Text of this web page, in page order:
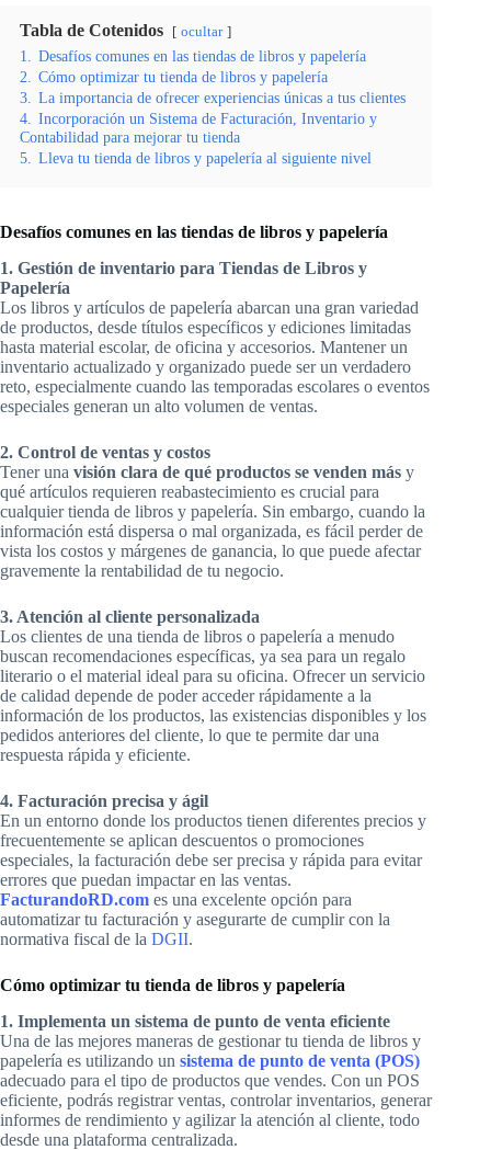
Tabla de Cotenidos ocultar
1.
Desafíos comunes en las tiendas de libros y papelería
2.
Cómo optimizar tu tienda de libros y papelería
3.
La importancia de ofrecer experiencias únicas a tus clientes
4.
Incorporación un Sistema de Facturación, Inventario y
Contabilidad para mejorar tu tienda
5.
Lleva tu tienda de libros y papelería al siguiente nivel
Desafíos comunes en las tiendas de libros y papelería
1. Gestión de inventario para Tiendas de Libros y
Papelería
Los libros y artículos de papelería abarcan una gran variedad
de productos, desde títulos específicos y ediciones limitadas
hasta material escolar, de oficina y accesorios. Mantener un
inventario actualizado y organizado puede ser un verdadero
reto, especialmente cuando las temporadas escolares o eventos
especiales generan un alto volumen de ventas.
2. Control de ventas y costos
Tener una visión clara de qué productos se venden más y
qué artículos requieren reabastecimiento es crucial para
cualquier tienda de libros y papelería. Sin embargo, cuando la
información está dispersa o mal organizada, es fácil perder de
vista los costos y márgenes de ganancia, lo que puede afectar
gravemente la rentabilidad de tu negocio.
3. Atención al cliente personalizada
Los clientes de una tienda de libros o papelería a menudo
buscan recomendaciones específicas, ya sea para un regalo
literario o el material ideal para su oficina. Ofrecer un servicio
de calidad depende de poder acceder rápidamente a la
información de los productos, las existencias disponibles y los
pedidos anteriores del cliente, lo que te permite dar una
respuesta rápida y eficiente.
4. Facturación precisa y ágil
En un entorno donde los productos tienen diferentes precios y
frecuentemente se aplican descuentos o promociones
especiales, la facturación debe ser precisa y rápida para evitar
errores que puedan impactar en las ventas.
FacturandoRD.com es una excelente opción para
automatizar tu facturación y asegurarte de cumplir con la
normativa fiscal de la DGII.
Cómo optimizar tu tienda de libros y papelería
1. Implementa un sistema de punto de venta eficiente
Una de las mejores maneras de gestionar tu tienda de libros y
papelería es utilizando un sistema de punto de venta (POS)
adecuado para el tipo de productos que vendes. Con un POS
eficiente, podrás registrar ventas, controlar inventarios, generar
informes de rendimiento y agilizar la atención al cliente, todo
desde una plataforma centralizada.